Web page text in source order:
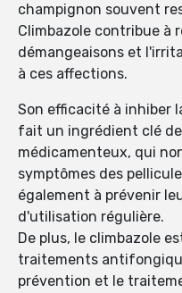
champignon souvent
Climbazole contribue à
démangeaisons et
à ces affections.
Son efficacité à inhiber
fait un ingrédient clé
médicamenteux, qui
symptômes des
également à prévenir
d'utilisation régulière.
De plus, le climbazole
traitements
prévention et le